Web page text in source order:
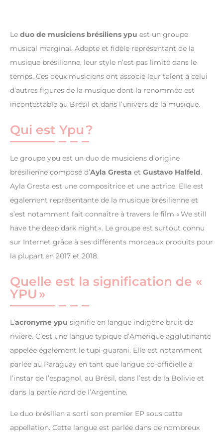
Le duo de musiciens brésiliens ypu est un groupe
musical marginal. Adepte et fidèle représentant de la
musique brésilienne, leur style n’est pas limité dans le
temps. Ces deux musiciens ont associé leur talent à celui
d’autres figures de la musique dont la renommée est
incontestable au Brésil et dans l’univers de la musique.
Qui est Ypu ?
Le groupe ypu est un duo de musiciens d’origine
brésilienne composé d’Ayla Gresta et Gustavo Halfeld.
Ayla Gresta est une compositrice et une actrice. Elle est
également représentante de la musique brésilienne et
s’est notamment fait connaître à travers le film « We still
have the deep dark night ». Le groupe est surtout connu
sur Internet grâce à ses différents morceaux produits pour
la plupart en 2017 et 2018.
Quelle est la signification de «
YPU »
L’acronyme ypu signifie en langue indigène bruit de
rivière. C’est une langue typique d’Amérique agglutinante
appelée également le tupi-guarani. Elle est notamment
parlée au Paraguay en tant que langue co-officielle à
l’instar de l’espagnol, au Brésil, dans l’est de la Bolivie et
dans la partie nord de l’Argentine.
Le duo brésilien a sorti son premier EP sous cette
appellation. Cette langue est parlée dans de nombreux